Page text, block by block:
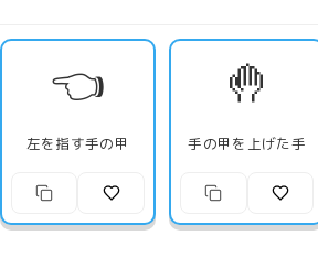
👈
左を指す手の甲
🤚
手の甲を上げた手